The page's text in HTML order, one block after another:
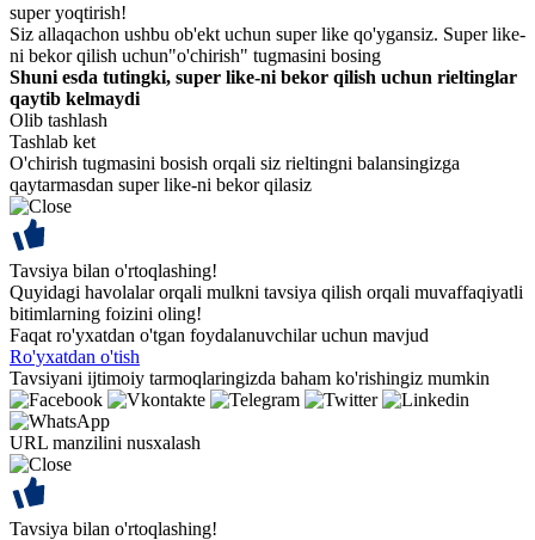
super yoqtirish!
Siz allaqachon ushbu ob'ekt uchun super like qo'ygansiz. Super like-
ni bekor qilish uchun"o'chirish" tugmasini bosing
Shuni esda tutingki, super like-ni bekor qilish uchun rieltinglar
qaytib kelmaydi
Olib tashlash
Tashlab ket
O'chirish tugmasini bosish orqali siz rieltingni balansingizga
qaytarmasdan super like-ni bekor qilasiz
Tavsiya bilan o'rtoqlashing!
Quyidagi havolalar orqali mulkni tavsiya qilish orqali muvaffaqiyatli
bitimlarning foizini oling!
Faqat ro'yxatdan o'tgan foydalanuvchilar uchun mavjud
Ro'yxatdan o'tish
Tavsiyani ijtimoiy tarmoqlaringizda baham ko'rishingiz mumkin
URL manzilini nusxalash
Tavsiya bilan o'rtoqlashing!